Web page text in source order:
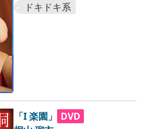
ドキドキ系
「I 楽園」
DVD